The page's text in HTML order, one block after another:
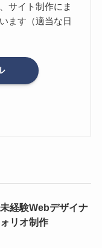
サイト制作にま
ます（適当な日
未経験Webデザイナ
リオ制作